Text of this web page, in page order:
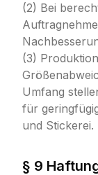
(2) Bei
(3)
Umfang
für
und Stickerei.
§ 9